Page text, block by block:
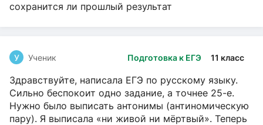
сохранится ли прошлый результат
Подготовка к ЕГЭ 11 класс
У Ученик
Здравствуйте, написала ЕГЭ по русскому языку.
Сильно беспокоит одно задание, а точнее 25-е.
Нужно было выписать антонимы (антиномическую
пару). Я выписала «ни живой ни мёртвый». Теперь